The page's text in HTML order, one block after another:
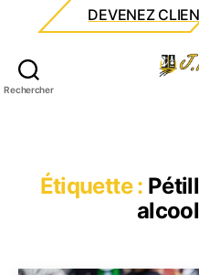
DEVENEZ
Rechercher
Étiquette :
alcool